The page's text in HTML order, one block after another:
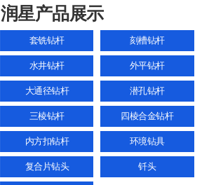
润星产品展示
套铣钻杆 刻槽钻杆
水井钻杆 外平钻杆
大通径钻杆 潜孔钻杆
三棱钻杆 四棱合金钻杆
内方扣钻杆 环境钻具
复合片钻头 钎头